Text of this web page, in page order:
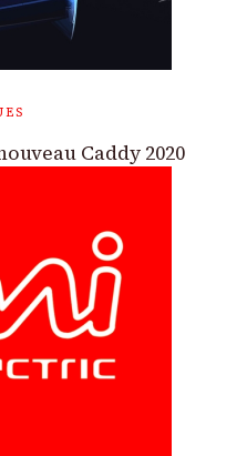
Caddy 2020